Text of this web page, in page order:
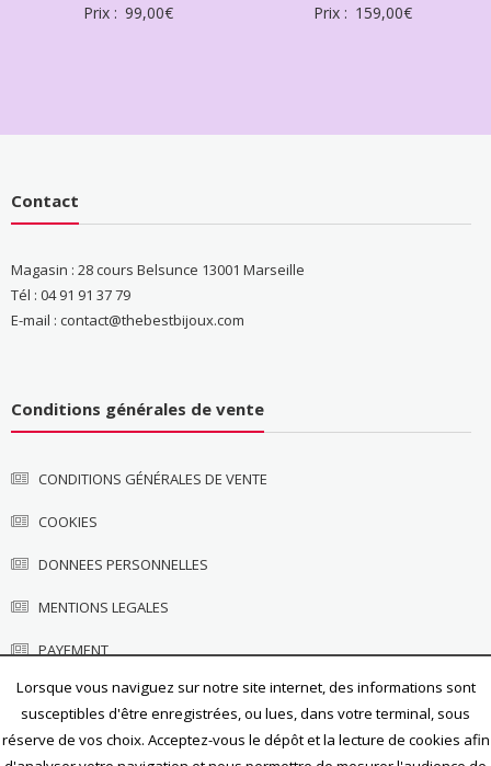
Prix : 99,00€ Prix : 159,00€
Contact
Magasin : 28 cours Belsunce 13001 Marseille
Tél : 04 91 91 37 79
E-mail : contact@thebestbijoux.com
Conditions générales de vente
CONDITIONS GÉNÉRALES DE VENTE
COOKIES
DONNEES PERSONNELLES
MENTIONS LEGALES
PAYEMENT
Lorsque vous naviguez sur notre site internet, des informations sont
susceptibles d'être enregistrées, ou lues, dans votre terminal, sous
réserve de vos choix. Acceptez-vous le dépôt et la lecture de cookies afin